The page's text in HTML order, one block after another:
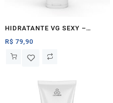
HIDRATANTE VG SEXY –
Ozonteck
R$ 79,90